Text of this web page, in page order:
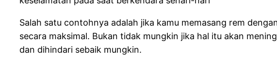
Salah satu contohnya adalah jika kamu memasang rem
secara maksimal. Bukan tidak mungkin jika hal itu akan
dan dihindari sebaik mungkin.